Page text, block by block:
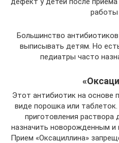
Большинство
выписывать детям. Но
педиатры часто
Этот антибиотик на основе
виде порошка или
приготовления раствора
назначить новорожденным
Прием «Оксациллина»